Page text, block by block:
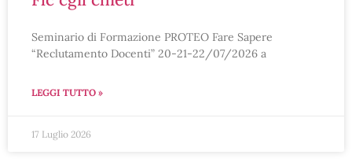
Seminario di Formazione PROTEO Fare Sapere
“Reclutamento Docenti” 20-21-22/07/2026 a
LEGGI TUTTO »
17 Luglio 2026